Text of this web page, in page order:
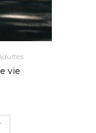
vie